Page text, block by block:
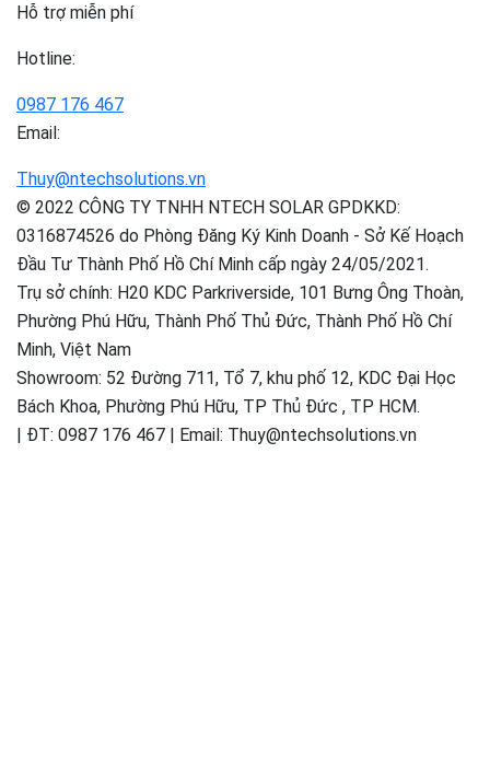
Hỗ trợ miễn phí
Hotline:
0987 176 467
Email:
Thuy@ntechsolutions.vn
© 2022 CÔNG TY TNHH NTECH SOLAR GPDKKD:
0316874526 do Phòng Đăng Ký Kinh Doanh - Sở Kế Hoạch
Đầu Tư Thành Phố Hồ Chí Minh cấp ngày 24/05/2021.
Trụ sở chính: H20 KDC Parkriverside, 101 Bưng Ông Thoàn,
Phường Phú Hữu, Thành Phố Thủ Đức, Thành Phố Hồ Chí
Minh, Việt Nam
Showroom: 52 Đường 711, Tổ 7, khu phố 12, KDC Đại Học
Bách Khoa, Phường Phú Hữu, TP Thủ Đức , TP HCM.
| ĐT: 0987 176 467 | Email: Thuy@ntechsolutions.vn